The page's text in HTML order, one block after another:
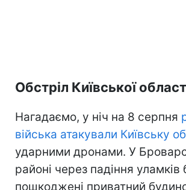
Обстріл Київської
Нагадаємо, у ніч на 8 серпня
війська атакували Київську
ударними дронами. У
районі через падіння уламків
пошкоджені приватний